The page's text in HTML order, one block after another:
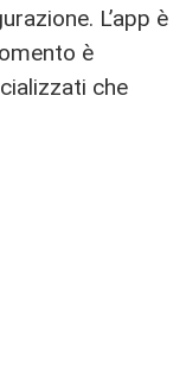
L’app è
è
che